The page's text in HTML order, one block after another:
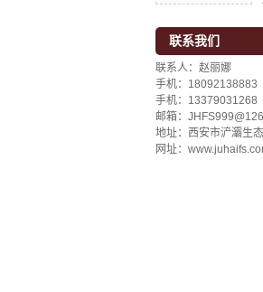
联系我们
联系人：赵丽娜
手机：18092138883
手机：13379031268
邮箱：
地址：西安市浐灞生
网址：